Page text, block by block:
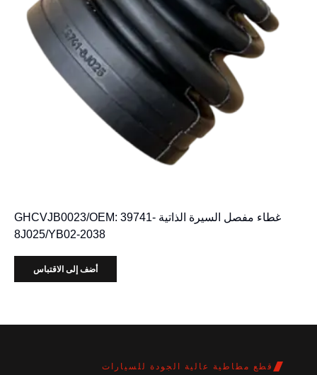
غطاء مفصل السيرة الذاتية GHCVJB0023/OEM: 39741-
8J025/YB02-2038
أضف إلى الاقتباس
قطع مطاطية عالية الجودة للسيارات